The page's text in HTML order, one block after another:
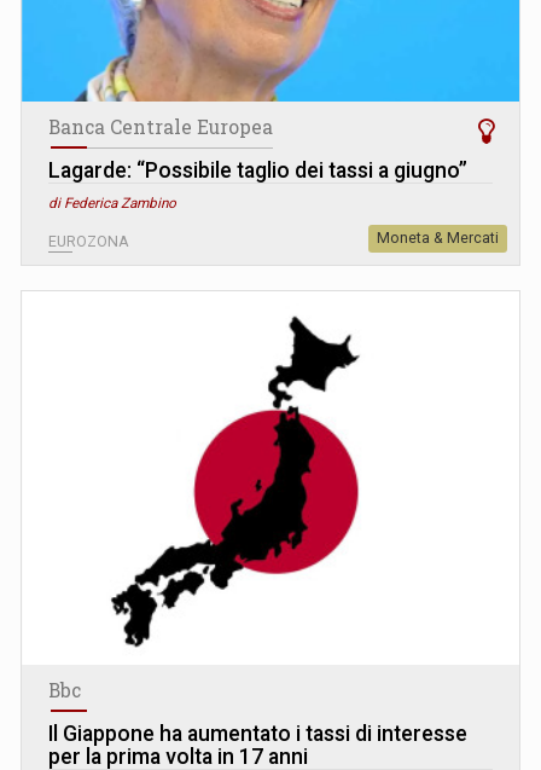
Banca Centrale Europea
Lagarde: “Possibile taglio dei tassi a giugno”
di Federica Zambino
EUROZONA Moneta & Mercati
Bbc
Il Giappone ha aumentato i tassi di interesse
per la prima volta in 17 anni